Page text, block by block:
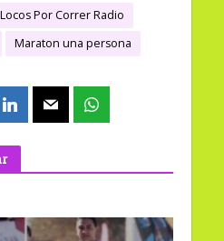
Locos Por Correr Radio
Maraton una persona